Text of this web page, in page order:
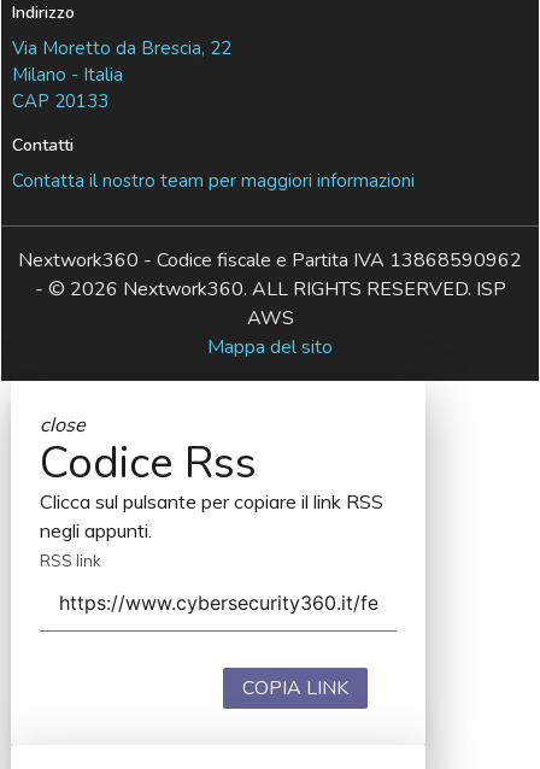
Indirizzo
Via Moretto da Brescia, 22
Milano - Italia
CAP 20133
Contatti
Contatta il nostro team per maggiori informazioni
Nextwork360 - Codice fiscale e Partita IVA 13868590962
- © 2026 Nextwork360. ALL RIGHTS RESERVED. ISP
AWS
Mappa del sito
close
Codice Rss
Clicca sul pulsante per copiare il link RSS
negli appunti.
RSS link
COPIA LINK